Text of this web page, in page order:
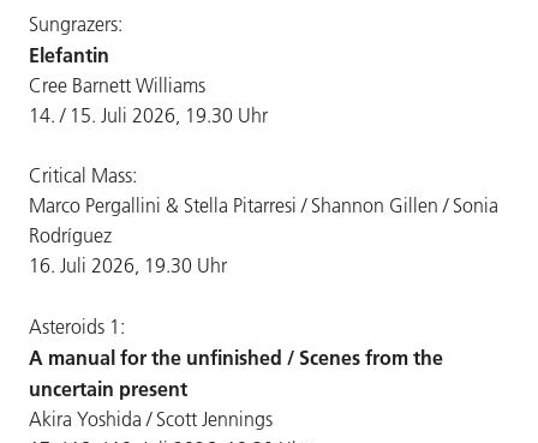
Sungrazers:
Elefantin
Cree Barnett Williams
14. / 15. Juli 2026, 19.30 Uhr
Critical Mass:
Marco Pergallini & Stella Pitarresi / Shannon Gillen / Sonia
Rodríguez
16. Juli 2026, 19.30 Uhr
Asteroids 1:
A manual for the unfinished / Scenes from the
uncertain present
Akira Yoshida / Scott Jennings